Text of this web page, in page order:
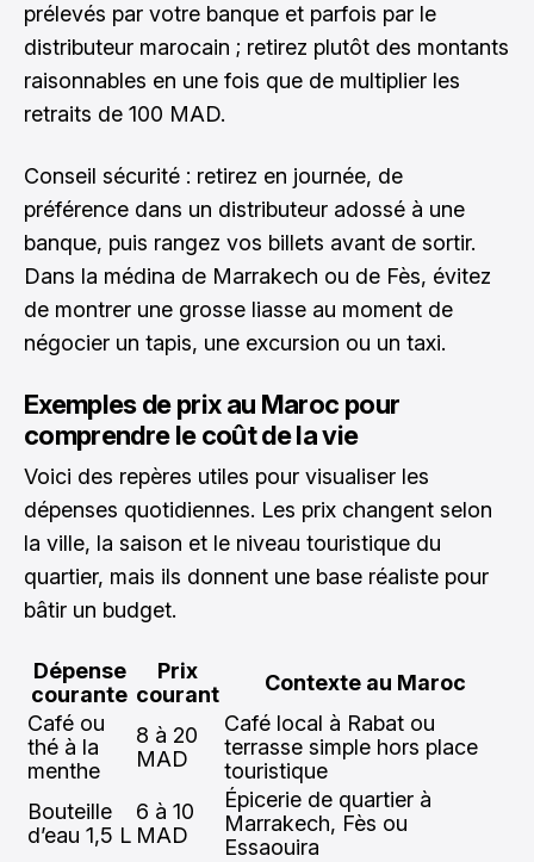
prélevés par votre banque et parfois par le
distributeur marocain ; retirez plutôt des montants
raisonnables en une fois que de multiplier les
retraits de 100 MAD.
Conseil sécurité : retirez en journée, de
préférence dans un distributeur adossé à une
banque, puis rangez vos billets avant de sortir.
Dans la médina de Marrakech ou de Fès, évitez
de montrer une grosse liasse au moment de
négocier un tapis, une excursion ou un taxi.
Exemples de prix au Maroc pour
comprendre le coût de la vie
Voici des repères utiles pour visualiser les
dépenses quotidiennes. Les prix changent selon
la ville, la saison et le niveau touristique du
quartier, mais ils donnent une base réaliste pour
bâtir un budget.
Dépense
courante
Prix
courant
Contexte au Maroc
Café ou
thé à la
menthe
8 à 20
MAD
Café local à Rabat ou
terrasse simple hors place
touristique
Bouteille
d’eau 1,5 L
6 à 10
MAD
Épicerie de quartier à
Marrakech, Fès ou
Essaouira